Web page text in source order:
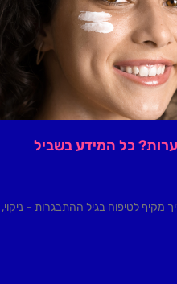
כל המידע בשביל
מקיף לטיפוח בגיל ההתבגרות – ניקוי,